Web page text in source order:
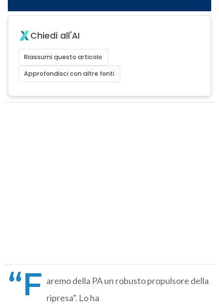
Chiedi all'AI
Riassumi questo articolo
Approfondisci con altre fonti
“F aremo della PA un robusto propulsore della
ripresa”. Lo ha